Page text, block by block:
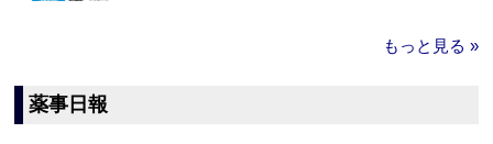
もっと見る »
薬事日報